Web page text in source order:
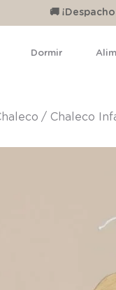
🚚
Dormir
chaleco Chaleco